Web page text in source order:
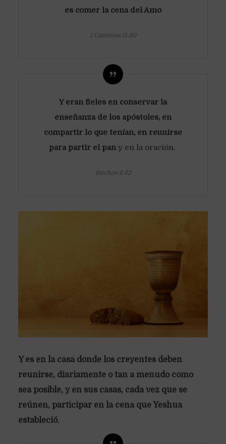
es comer la cena del Amo
1 Corintios 11:20
Y eran fieles en conservar la
enseñanza de los apóstoles, en
compartir lo que tenían, en reunirse
para partir el pan y en la oración.
Hechos 2:42
Y es en la casa donde los creyentes deben
reunirse, diariamente o tan a menudo como
sea posible, y en sus casas, cada vez que se
reúnen, participar en la cena que Yeshua
estableció,